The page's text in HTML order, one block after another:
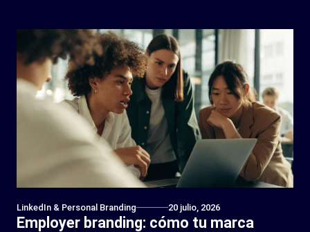
LinkedIn & Personal Branding 20 julio, 2026
Employer branding: cómo tu marca